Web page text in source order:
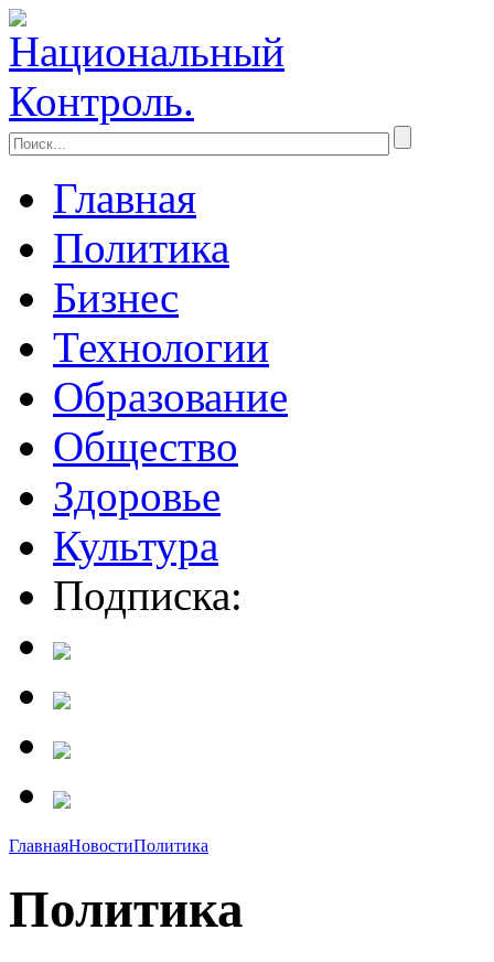
Главная
Политика
Бизнес
Технологии
Образование
Общество
Здоровье
Культура
Подписка:
ГлавнаяНовостиПолитика
Политика